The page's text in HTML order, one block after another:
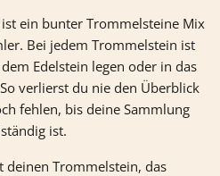
ein bunter Trommelsteine Mix
Bei jedem Trommelstein ist
Edelstein legen oder in das
verlierst du nie den Überblick
fehlen, bis deine Sammlung
ist.
deinen Trommelstein, das